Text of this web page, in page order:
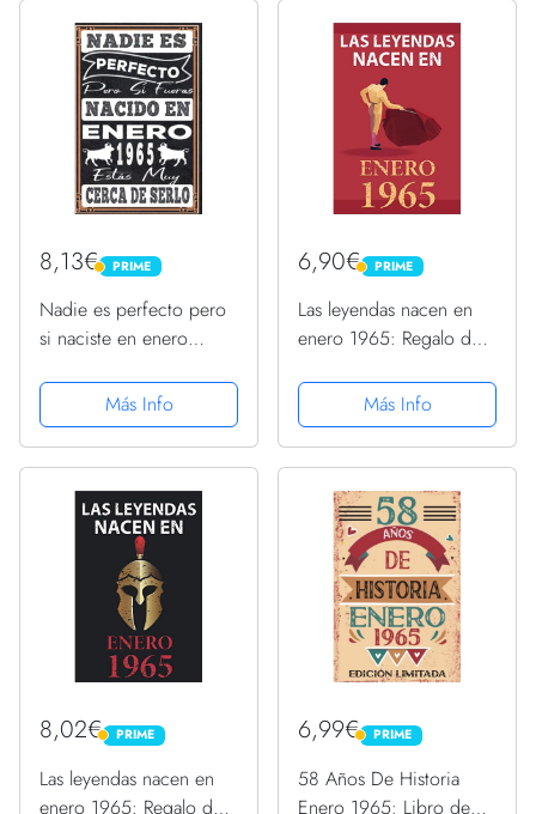
cumpleaños... un
cumpleaños... divertido,
... regalo...
cumpleaños... un
cumpleaños... divertido,
... regalo...
8,13€ PRIME
PRIME
Nadie es perfecto pero
si naciste en enero
cumpleaños de enero |
Citas de motivación |
Feliz cumpleaños |
... de...
Más Info
6,90€ PRIME
PRIME
Las leyendas nacen en
enero 1965: Regalo de
para hombre y mujer de
56 años I Cita positiva ,
humor I Cuaderno ,
Más Info
8,02€ PRIME
PRIME
Las leyendas nacen en
enero 1965: Regalo de
6,99€ PRIME
PRIME
58 Años De Historia
Enero 1965: Libro de